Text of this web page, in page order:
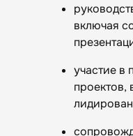
включая
участие в
проектов,